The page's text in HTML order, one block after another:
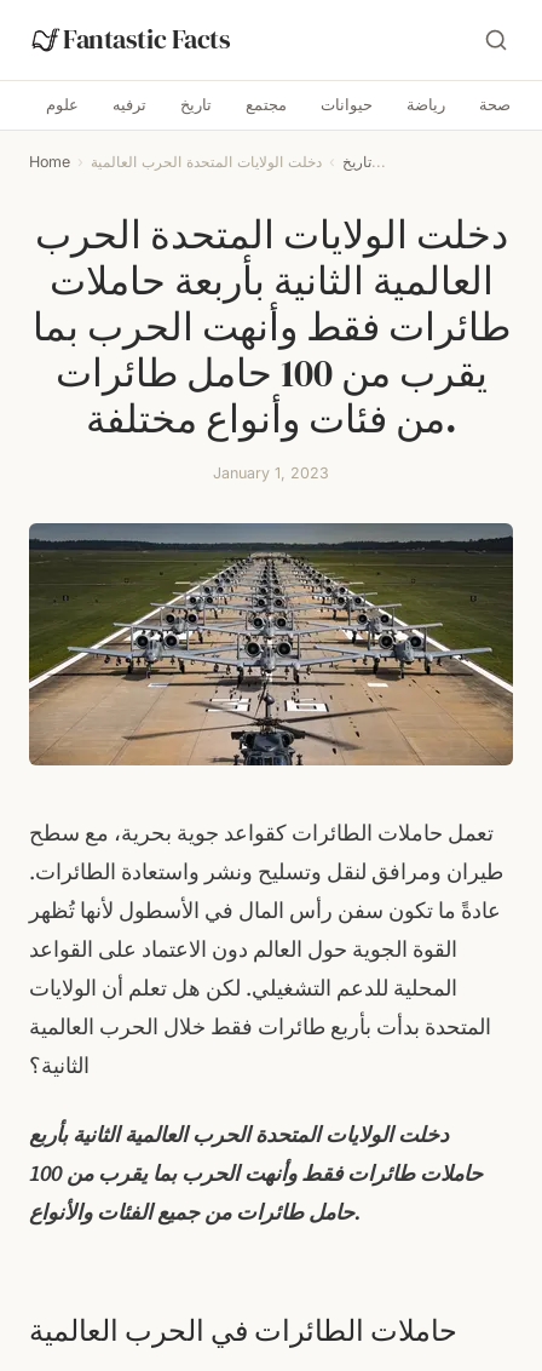
Fantastic Facts
علوم ترفيه تاريخ مجتمع حيوانات رياضة صحة
Home › تاريخ › دخلت الولايات المتحدة الحرب العالمية...
دخلت الولايات المتحدة الحرب
العالمية الثانية بأربعة حاملات
طائرات فقط وأنهت الحرب بما
يقرب من 100 حامل طائرات
من فئات وأنواع مختلفة.
January 1, 2023
تعمل حاملات الطائرات كقواعد جوية بحرية، مع سطح
طيران ومرافق لنقل وتسليح ونشر واستعادة الطائرات.
عادةً ما تكون سفن رأس المال في الأسطول لأنها تُظهر
القوة الجوية حول العالم دون الاعتماد على القواعد
المحلية للدعم التشغيلي. لكن هل تعلم أن الولايات
المتحدة بدأت بأربع طائرات فقط خلال الحرب العالمية
الثانية؟
دخلت الولايات المتحدة الحرب العالمية الثانية بأربع
حاملات طائرات فقط وأنهت الحرب بما يقرب من 100
حامل طائرات من جميع الفئات والأنواع.
حاملات الطائرات في الحرب العالمية